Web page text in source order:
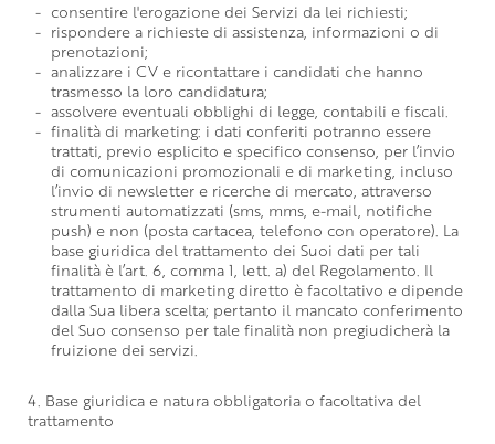
consentire l'erogazione dei Servizi da lei richiesti;
rispondere a richieste di assistenza, informazioni o di
prenotazioni;
analizzare i CV e ricontattare i candidati che hanno
trasmesso la loro candidatura;
assolvere eventuali obblighi di legge, contabili e fiscali.
finalità di marketing: i dati conferiti potranno essere
trattati, previo esplicito e specifico consenso, per l’invio
di comunicazioni promozionali e di marketing, incluso
l’invio di newsletter e ricerche di mercato, attraverso
strumenti automatizzati (sms, mms, e-mail, notifiche
push) e non (posta cartacea, telefono con operatore). La
base giuridica del trattamento dei Suoi dati per tali
finalità è l’art. 6, comma 1, lett. a) del Regolamento. Il
trattamento di marketing diretto è facoltativo e dipende
dalla Sua libera scelta; pertanto il mancato conferimento
del Suo consenso per tale finalità non pregiudicherà la
fruizione dei servizi.
4. Base giuridica e natura obbligatoria o facoltativa del
trattamento